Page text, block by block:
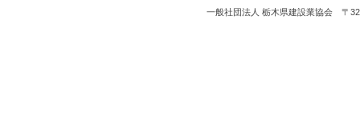
一般社団法人 栃木県建設業協会 〒